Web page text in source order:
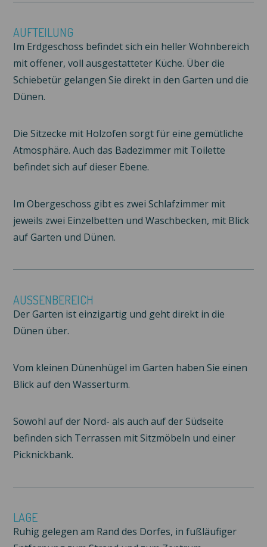
AUFTEILUNG
Im Erdgeschoss befindet sich ein heller Wohnbereich
mit offener, voll ausgestatteter Küche. Über die
Schiebetür gelangen Sie direkt in den Garten und die
Dünen.
Die Sitzecke mit Holzofen sorgt für eine gemütliche
Atmosphäre. Auch das Badezimmer mit Toilette
befindet sich auf dieser Ebene.
Im Obergeschoss gibt es zwei Schlafzimmer mit
jeweils zwei Einzelbetten und Waschbecken, mit Blick
auf Garten und Dünen.
AUSSENBEREICH
Der Garten ist einzigartig und geht direkt in die
Dünen über.
Vom kleinen Dünenhügel im Garten haben Sie einen
Blick auf den Wasserturm.
Sowohl auf der Nord- als auch auf der Südseite
befinden sich Terrassen mit Sitzmöbeln und einer
Picknickbank.
LAGE
Ruhig gelegen am Rand des Dorfes, in fußläufiger